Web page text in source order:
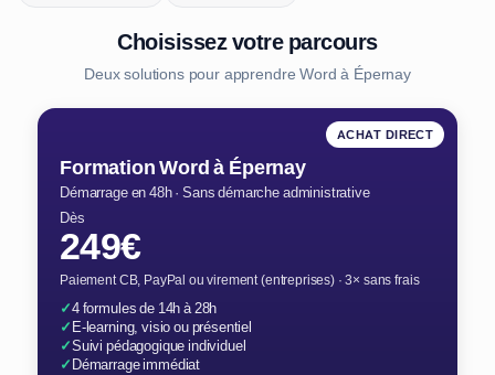
Choisissez votre parcours
Deux solutions pour apprendre Word à Épernay
ACHAT DIRECT
Formation Word à Épernay
Démarrage en 48h · Sans démarche administrative
Dès
249€
Paiement CB, PayPal ou virement (entreprises) · 3× sans frais
✓4 formules de 14h à 28h
✓E-learning, visio ou présentiel
✓Suivi pédagogique individuel
✓Démarrage immédiat